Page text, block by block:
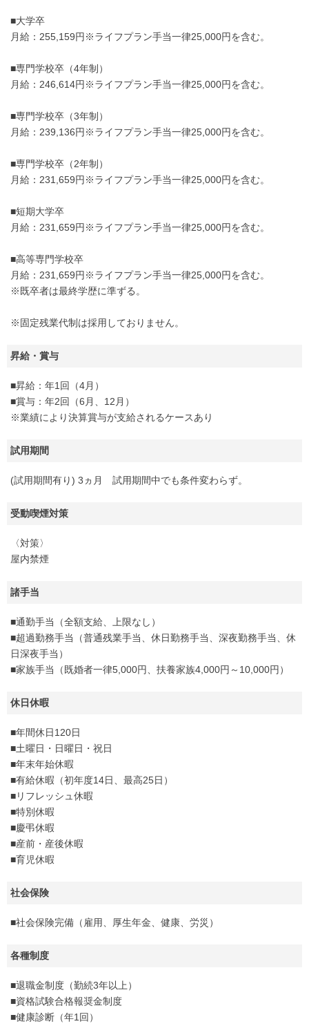
■大学卒
月給：255,159円※ライフプラン手当一律25,000円を含む。
■専門学校卒（4年制）
月給：246,614円※ライフプラン手当一律25,000円を含む。
■専門学校卒（3年制）
月給：239,136円※ライフプラン手当一律25,000円を含む。
■専門学校卒（2年制）
月給：231,659円※ライフプラン手当一律25,000円を含む。
■短期大学卒
月給：231,659円※ライフプラン手当一律25,000円を含む。
■高等専門学校卒
月給：231,659円※ライフプラン手当一律25,000円を含む。
※既卒者は最終学歴に準ずる。
※固定残業代制は採用しておりません。
昇給・賞与
■昇給：年1回（4月）
■賞与：年2回（6月、12月）
※業績により決算賞与が支給されるケースあり
試用期間
(試用期間有り) 3ヵ月 試用期間中でも条件変わらず。
受動喫煙対策
〈対策〉
屋内禁煙
諸手当
■通勤手当（全額支給、上限なし）
■超過勤務手当（普通残業手当、休日勤務手当、深夜勤務手当、休
日深夜手当）
■家族手当（既婚者一律5,000円、扶養家族4,000円～10,000円）
休日休暇
■年間休日120日
■土曜日・日曜日・祝日
■年末年始休暇
■有給休暇（初年度14日、最高25日）
■リフレッシュ休暇
■特別休暇
■慶弔休暇
■産前・産後休暇
■育児休暇
社会保険
■社会保険完備（雇用、厚生年金、健康、労災）
各種制度
■退職金制度（勤続3年以上）
■資格試験合格報奨金制度
■健康診断（年1回）